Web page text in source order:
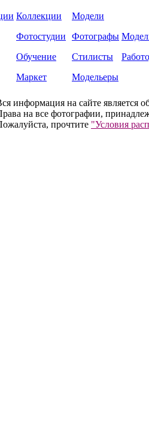
Коллекции
Фотостудии
Обучение
Маркет
Модели
Фотографы
Стилисты
Модельеры
информация на сайте является
на все фотографии,
прочтите "Условия